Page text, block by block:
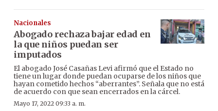
Nacionales
Abogado rechaza bajar edad en
la que niños puedan ser
imputados
El abogado José Casañas Levi afirmó que el Estado no
tiene un lugar donde puedan ocuparse de los niños que
hayan cometido hechos “aberrantes”. Señala que no está
de acuerdo con que sean encerrados en la cárcel.
Mayo 17, 2022 09:33 a. m.